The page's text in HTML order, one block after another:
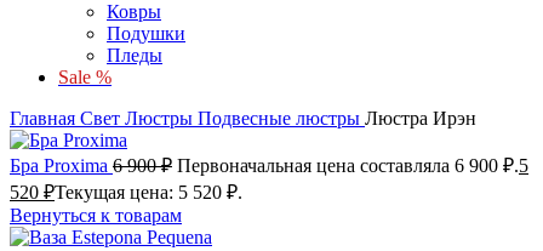
Ковры
Подушки
Пледы
Sale %
Главная Свет Люстры Подвесные люстры Люстра Ирэн
Бра Proxima 6 900₽ Первоначальная цена составляла 6 900 ₽.5
520 ₽Текущая цена: 5 520 ₽.
Вернуться к товарам